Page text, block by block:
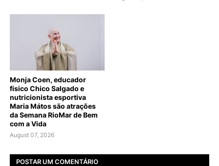
Monja Coen, educador
físico Chico Salgado e
nutricionista esportiva
Maria Mátos são atrações
da Semana RioMar de Bem
com a Vida
August 07, 2026
POSTAR UM COMENTÁRIO